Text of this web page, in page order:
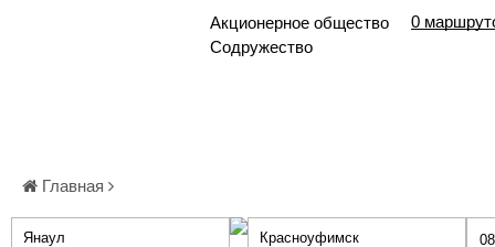
Акционерное общество
Содружество
0
Главная